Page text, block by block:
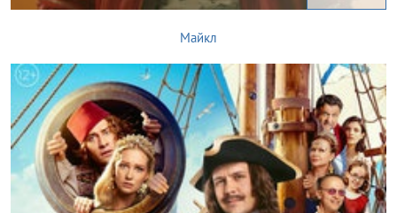
Майкл